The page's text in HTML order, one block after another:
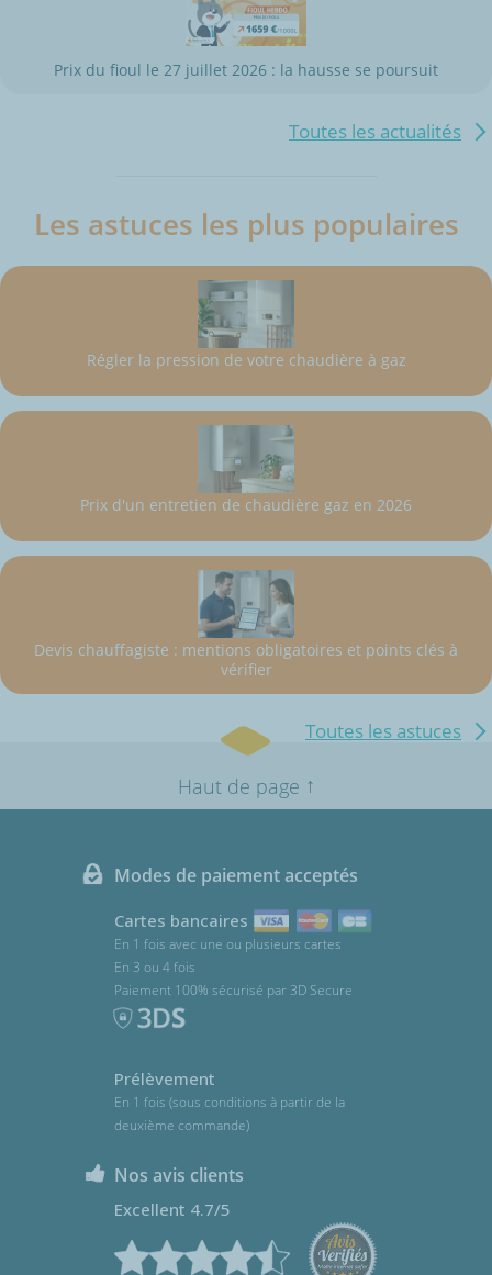
Prix du fioul le 27 juillet 2026 : la hausse se poursuit
Toutes les actualités
Les astuces les plus populaires
Régler la pression de votre chaudière à gaz
Prix d'un entretien de chaudière gaz en 2026
Devis chauffagiste : mentions obligatoires et points clés à
vérifier
Toutes les astuces
Haut de page ↑
Modes de paiement acceptés
Cartes bancaires
En 1 fois avec une ou plusieurs cartes
En 3 ou 4 fois
Paiement 100% sécurisé par 3D Secure
Prélèvement
En 1 fois (sous conditions à partir de la
deuxième commande)
Nos avis clients
Excellent 4.7/5